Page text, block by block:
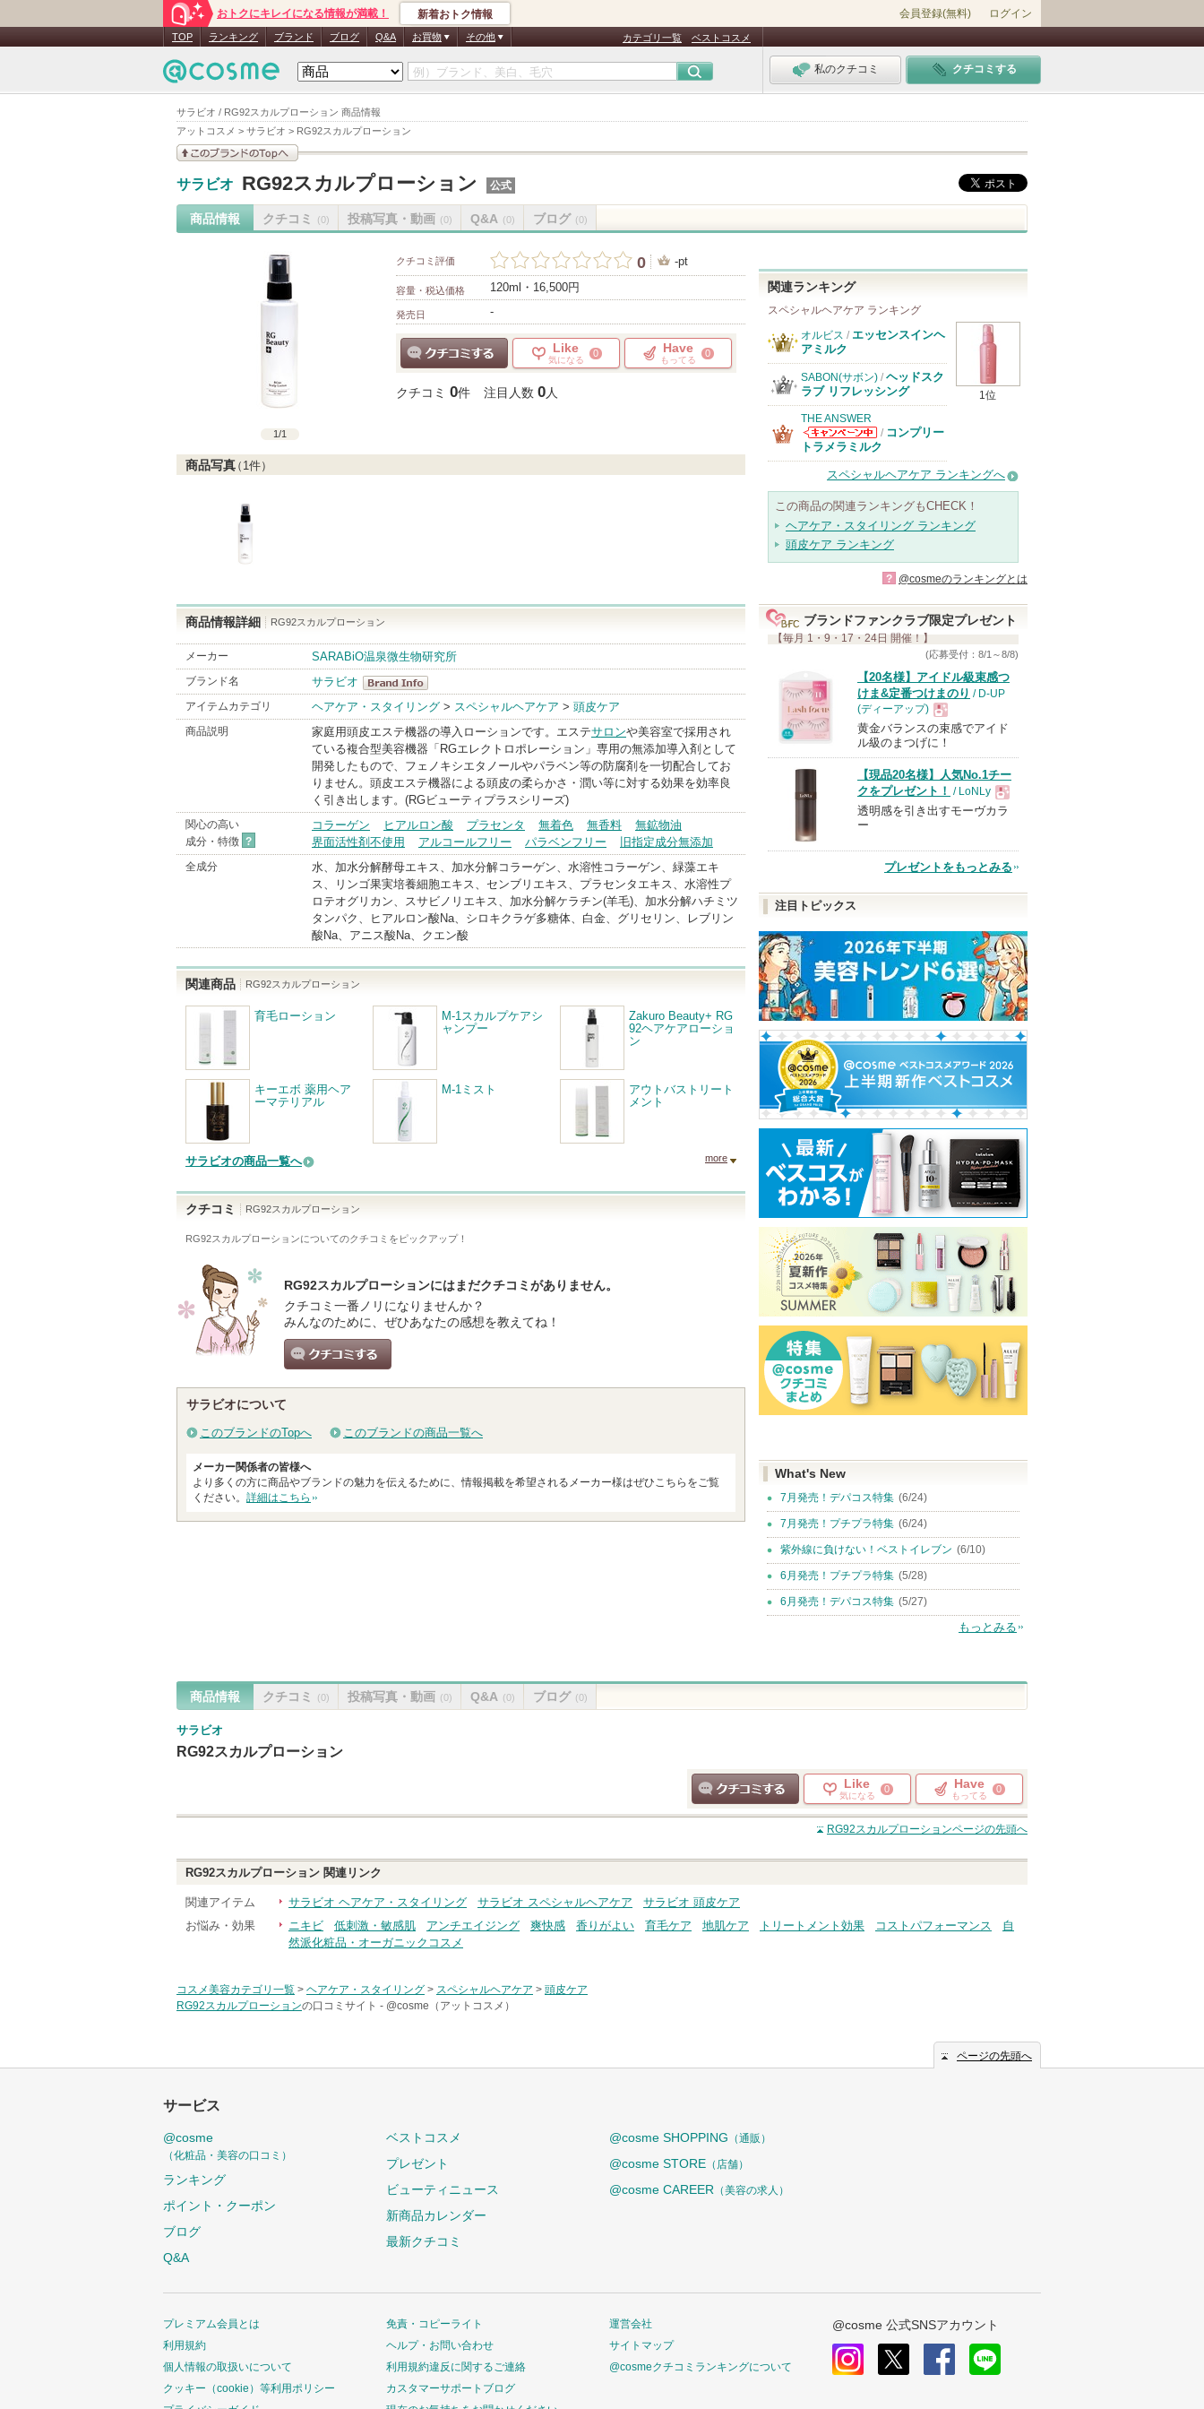
サラビオ / RG92スカルプローション 商品情報
アットコスメ > サラビオ > RG92スカルプローション
おトクにキレイになる情報が満載！ 新着おトク情報 会員登録(無料) ログイン
TOP ランキング ブランド ブログ Q&A お買物 その他 カテゴリ一覧 ベストコスメ
私のクチコミ クチコミする
見る
サラビオ RG92スカルプローション 公式
商品情報 クチコミ (0) 投稿写真・動画 (0) Q&A (0) ブログ (0)
1/1
クチコミ評価 0 -pt
容量・税込価格 120ml・16,500円
発売日 -
Like
気になる
0 Have
もってる
0
クチコミ 0件 注目人数 0人
商品写真（ 1件）
商品情報詳細 RG92スカルプローション
メーカー SARABiO温泉微生物研究所
ブランド名
サラビオ
サラビオ
BrandInfo
アイテムカテゴリ ヘアケア・スタイリング > スペシャルヘアケア > 頭皮ケア
商品説明 家庭用頭皮エステ機器の導入ローションです。エステサロンや美容室で採用され
ている複合型美容機器「RGエレクトロポレーション」専用の無添加導入剤として
開発したもので、フェノキシエタノールやパラベン等の防腐剤を一切配合してお
りません。頭皮エステ機器による頭皮の柔らかさ・潤い等に対する効果を効率良
く引き出します。(RGビューティプラスシリーズ)
関心の高い
成分・特徴 ?
コラーゲン ヒアルロン酸 プラセンタ 無着色 無香料
無鉱物油
界面活性剤不使用
アルコールフリー パラベンフリー 旧指定成分無添加
全成分
水、加水分解酵母エキス、加水分解コラーゲン、水溶性コラーゲン、緑藻エキ
ス、リンゴ果実培養細胞エキス、センブリエキス、プラセンタエキス、水溶性プ
ロテオグリカン、スサビノリエキス、加水分解ケラチン(羊毛)、加水分解ハチミツ
タンパク、ヒアルロン酸Na、シロキクラゲ多糖体、白金、グリセリン、レブリン
酸Na、アニス酸Na、クエン酸
関連商品 RG92スカルプローション
育毛ローション
M-1スカルプケアシ
ャンプー
Zakuro Beauty+ RG
92ヘアケアローショ
ン
キーエボ 薬用ヘア
ーマテリアル
M-1ミスト
アウトバストリート
メント
サラビオの商品一覧へ more
クチコミ RG92スカルプローション
RG92スカルプローションについてのクチコミをピックアップ！
RG92スカルプローションにはまだクチコミがありません。
クチコミ一番ノリになりませんか？
みんなのために、ぜひあなたの感想を教えてね！
サラビオについて
このブランドのTopへ このブランドの商品一覧へ
メーカー関係者の皆様へ
より多くの方に商品やブランドの魅力を伝えるために、情報掲載を希望されるメーカー様はぜひこちらをご覧
ください。 詳細はこちら
関連ランキング
スペシャルヘアケア ランキング
1位
オルビス / エッセンスインヘ
アミルク
SABON(サボン) / ヘッドスク
ラブ リフレッシング
THE ANSWER
THE ANSWER
からのお知らせ
があります
/ コンプリー
トラメラミルク
スペシャルヘアケア ランキングへ
この商品の関連ランキングもCHECK！
ヘアケア・スタイリング ランキング
頭皮ケア ランキング
? @cosmeのランキングとは
ブランドファンクラブ限定プレゼント
【毎月 1・9・17・24日 開催！】
(応募受付：8/1～8/8)
【20名様】アイドル級束感つ
けま&定番つけまのり / D-UP
(ディーアップ)
現
品
黄金バランスの束感でアイド
ル級のまつげに！
【現品20名様】人気No.1チー
クをプレゼント！ / LoNLy
現
品
透明感を引き出すモーヴカラ
ー
プレゼントをもっとみる
注目トピックス
What's New
7月発売！デパコス特集 (6/24)
7月発売！プチプラ特集 (6/24)
紫外線に負けない！ベストイレブン (6/10)
6月発売！プチプラ特集 (5/28)
6月発売！デパコス特集 (5/27)
もっとみる
商品情報 クチコミ (0) 投稿写真・動画 (0) Q&A (0) ブログ (0)
サラビオ
RG92スカルプローション
クチコミする
Like
気になる
0 Have
もってる
0
RG92スカルプローションページの先頭へ
RG92スカルプローション 関連リンク
関連アイテム サラビオ ヘアケア・スタイリング サラビオ スペシャルヘアケア
サラビオ 頭皮ケア
お悩み・効果
ニキビ 低刺激・敏感肌 アンチエイジング 爽快感 香りがよい 育毛ケア 地肌ケア トリートメント効果 コストパフォーマンス
自
然派化粧品・オーガニックコスメ
コスメ美容カテゴリ一覧 > ヘアケア・スタイリング > スペシャルヘアケア > 頭皮ケア
RG92スカルプローションの口コミサイト - @cosme（アットコスメ）
ページの先頭へ
サービス
@cosme
（化粧品・美容の口コミ）
ランキング
ポイント・クーポン
ブログ
Q&A
ベストコスメ
プレゼント
ビューティニュース
新商品カレンダー
最新クチコミ
@cosme SHOPPING （通販）
@cosme STORE （店舗）
@cosme CAREER （美容の求人）
プレミアム会員とは
利用規約
個人情報の取扱いについて
クッキー（cookie）等利用ポリシー
免責・コピーライト
ヘルプ・お問い合わせ
利用規約違反に関するご連絡
カスタマーサポートブログ
運営会社
サイトマップ
@cosmeクチコミランキングについて
@cosme 公式SNSアカウント